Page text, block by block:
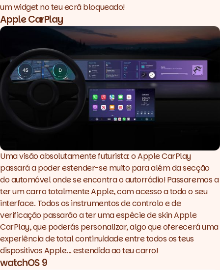
umwidgetno teu ecrã bloqueado!
Apple CarPlay
Uma visão absolutamente futurista: o Apple CarPlay
passará a poder estender-se muito para além da secção
do automóvel onde se encontra o autorrádio! Passaremos a
ter um carro totalmente Apple, com acesso a todo o seu
interface. Todos os instrumentos de controlo e de
verificação passarão a ter uma espécie deskinApple
CarPlay, que poderás personalizar, algo que oferecerá uma
experiência de total continuidade entre todos os teus
dispositivos Apple... estendida ao teu carro!
watchOS 9